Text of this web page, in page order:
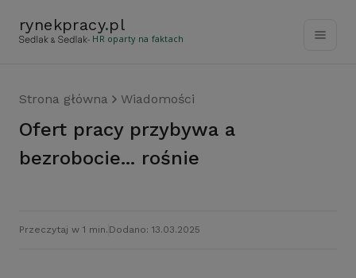
rynekpracy.pl
- HR oparty na faktach
Strona główna Wiadomości
Ofert pracy przybywa a
bezrobocie... rośnie
Przeczytaj w 1 min. Dodano: 13.03.2025